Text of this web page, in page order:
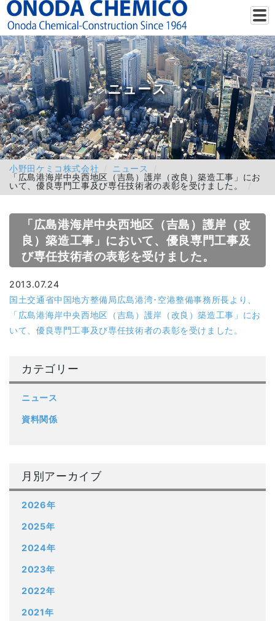
ニュース
小野田ケミコ株式会社
ニュース
「広島港海岸中央西地区（吉島）護岸（改良）築造工事」にお
いて、優良専門工事及び専任技術者の表彰を受けました。
「広島港海岸中央西地区（吉島）護岸（改
良）築造工事」において、優良専門工事及
び専任技術者の表彰を受けました。
2013.07.24
国土交通省中国地方整備局広島港湾･空港整備事務所長より、
「広島港海岸中央西地区（吉島）護岸（改良）築造工事」にお
いて、優良専門工事及び専任技術者の表彰を受けました。
カテゴリー
ニュース
資料関係
月別アーカイブ
2026年
2025年
2024年
2023年
2022年
2021年